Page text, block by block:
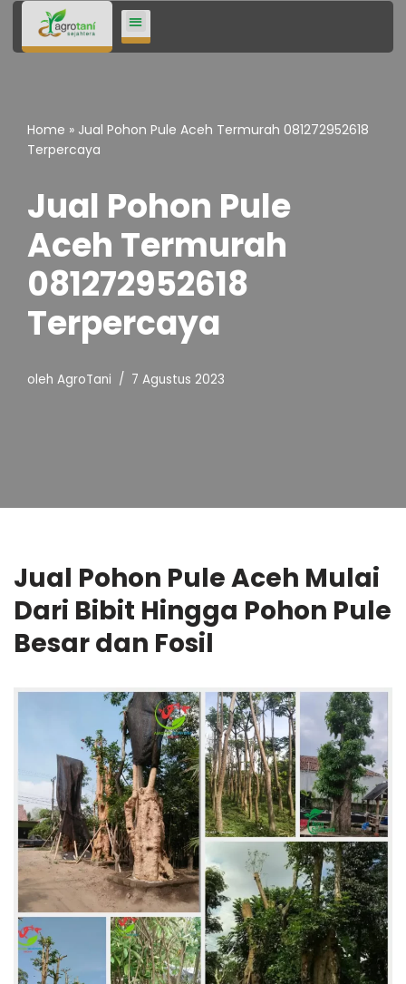
Lompat
Home » Jual Pohon Pule Aceh Termurah 081272952618
Terpercaya
Jual Pohon Pule
Aceh Termurah
081272952618
Terpercaya
oleh AgroTani 7 Agustus 2023
Jual Pohon Pule Aceh Mulai
Dari Bibit Hingga Pohon Pule
Besar dan Fosil